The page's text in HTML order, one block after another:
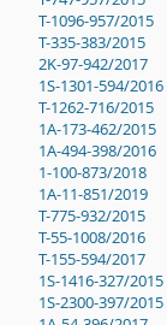
T-1096-957/2015
T-335-383/2015
2K-97-942/2017
1S-1301-594/2016
T-1262-716/2015
1A-173-462/2015
1A-494-398/2016
1-100-873/2018
1A-11-851/2019
T-775-932/2015
T-55-1008/2016
T-155-594/2017
1S-1416-327/2015
1S-2300-397/2015